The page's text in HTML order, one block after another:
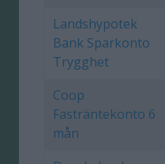
Landshypotek
Bank Sparkonto
Trygghet
Coop
Fasträntekonto 6
mån